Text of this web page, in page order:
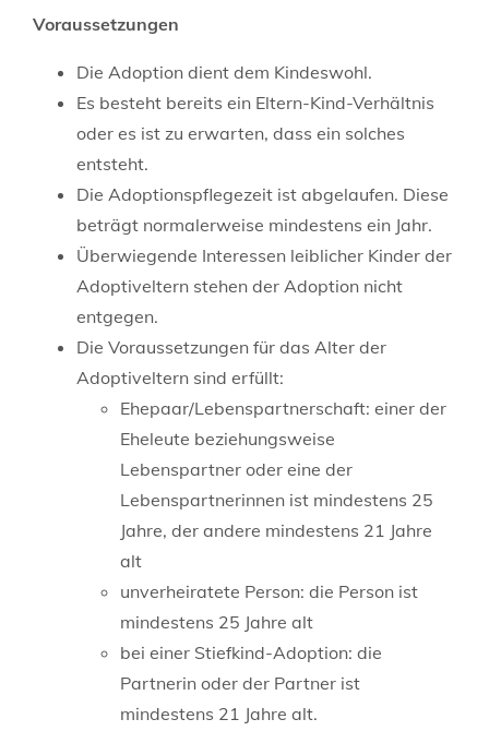
Voraussetzungen
Die Adoption dient dem Kindeswohl.
Es besteht bereits ein Eltern-Kind-Verhältnis
oder es ist zu erwarten, dass ein solches
entsteht.
Die Adoptionspflegezeit ist abgelaufen. Diese
beträgt normalerweise mindestens ein Jahr.
Überwiegende Interessen leiblicher Kinder der
Adoptiveltern stehen der Adoption nicht
entgegen.
Die Voraussetzungen für das Alter der
Adoptiveltern sind erfüllt:
Ehepaar/Lebenspartnerschaft: einer der
Eheleute beziehungsweise
Lebenspartner oder eine der
Lebenspartnerinnen ist mindestens 25
Jahre, der andere mindestens 21 Jahre
alt
unverheiratete Person: die Person ist
mindestens 25 Jahre alt
bei einer Stiefkind-Adoption: die
Partnerin oder der Partner ist
mindestens 21 Jahre alt.